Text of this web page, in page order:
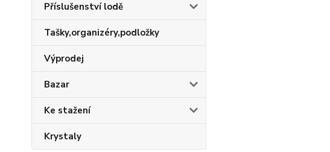
Příslušenství lodě
Tašky,organizéry,podložky
Výprodej
Bazar
Ke stažení
Krystaly